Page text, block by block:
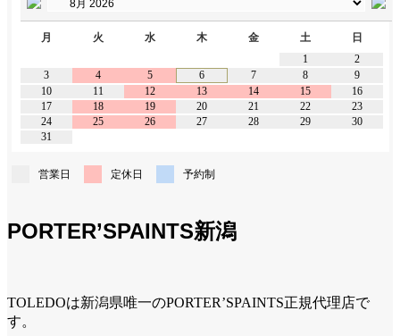
月 火 水 木 金 土
日
1
2
3
4 5 6 7 8
9
10
11 12 13 14 15
16
17
18 19 20 21 22
23
24
25 26 27 28 29
30
31
営業日 定休日 予約制
PORTER’SPAINTS新潟
TOLEDOは新潟県唯一のPORTER’SPAINTS正規代理店で
す。